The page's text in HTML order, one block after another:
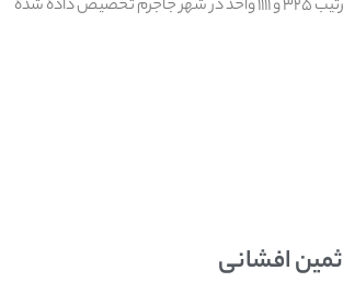
زمین در دو فاز ۱ و ۲ به ترتیب ۳۲۵ و ۱۱۱۱ واحد در شهر جاجرم تخصیص داده شده
ثمین افشانی